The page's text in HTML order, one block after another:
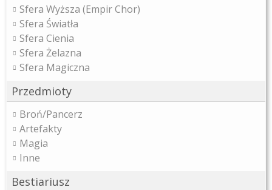
Sfera Wyższa (Empir Chor)
Sfera Światła
Sfera Cienia
Sfera Żelazna
Sfera Magiczna
Przedmioty
Broń/Pancerz
Artefakty
Magia
Inne
Bestiariusz